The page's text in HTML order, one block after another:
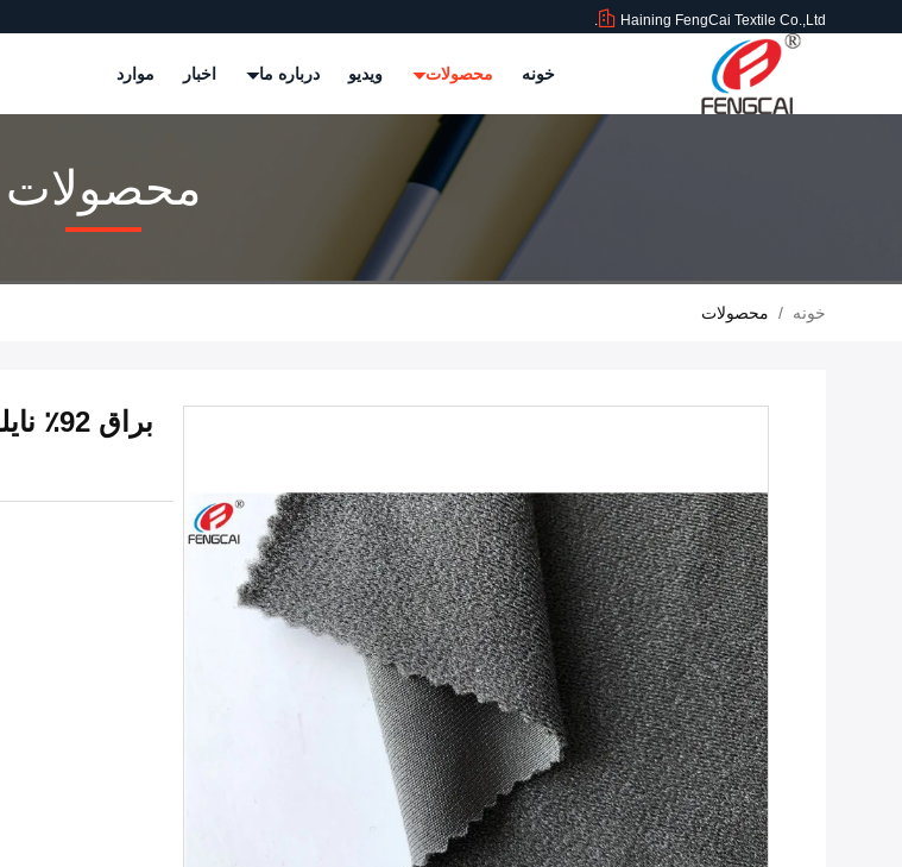
Haining FengCai Textile Co.,Ltd.
خونه محصولات ویدیو درباره ما اخبار موارد
محصولات
خونه / محصولات